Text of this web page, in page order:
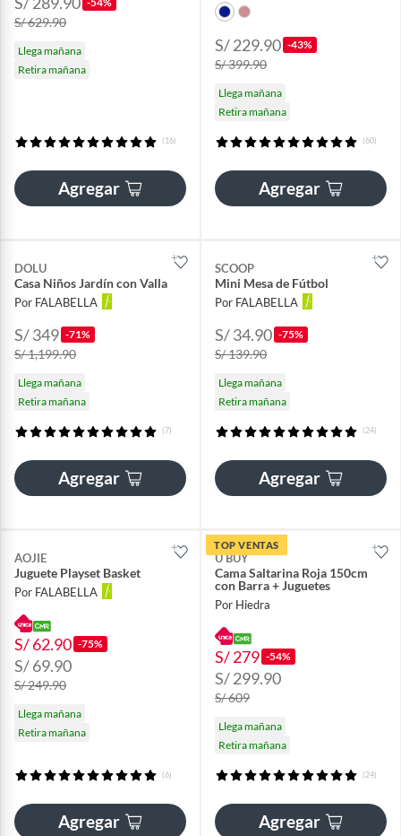
S/ 629.90
Llega mañana
Retira mañana
(16)
Agregar
S/ 229.90 -43%
S/ 399.90
Llega mañana
Retira mañana
(60)
Agregar
DOLU
Casa Niños Jardín con Valla
Por FALABELLA
S/ 349 -71%
S/ 1,199.90
Llega mañana
Retira mañana
(7)
Agregar
SCOOP
Mini Mesa de Fútbol
Por FALABELLA
S/ 34.90 -75%
S/ 139.90
Llega mañana
Retira mañana
(24)
Agregar
AOJIE
Juguete Playset Basket
Por FALABELLA
S/ 62.90 -75%
S/ 69.90
S/ 249.90
Llega mañana
Retira mañana
(6)
Agregar
TOP VENTAS
U BUY
Cama Saltarina Roja 150cm
con Barra + Juguetes
Por Hiedra
S/ 279 -54%
S/ 299.90
S/ 609
Llega mañana
Retira mañana
(24)
Agregar